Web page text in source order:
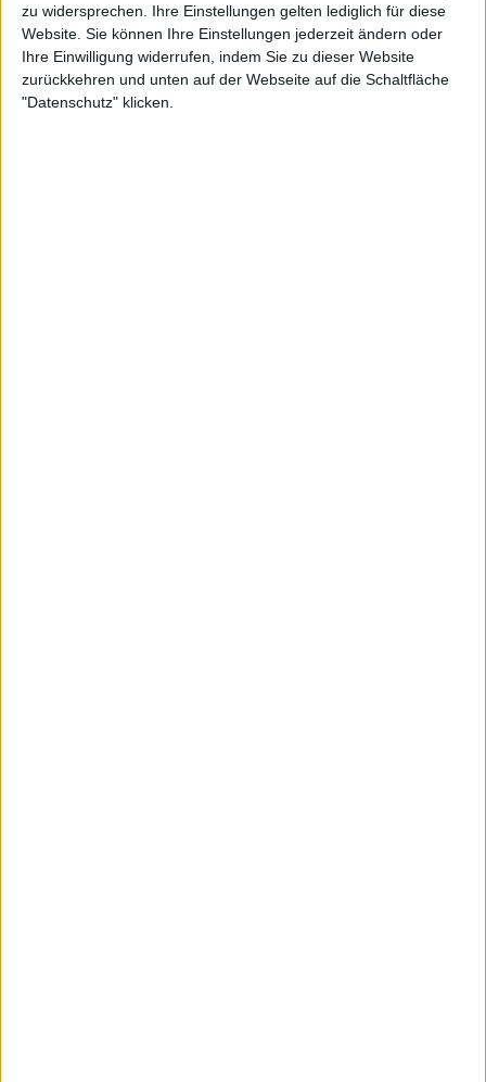
zu widersprechen. Ihre Einstellungen gelten lediglich für diese
Website. Sie können Ihre Einstellungen jederzeit ändern oder
Ihre Einwilligung widerrufen, indem Sie zu dieser Website
zurückkehren und unten auf der Webseite auf die Schaltfläche
"Datenschutz" klicken.